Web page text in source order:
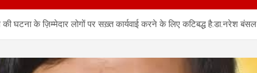
घटना के ज़िम्मेदार लोगों पर सख़्त कार्यवाई करने के लिए कटिबद्ध है:डा.नरेश बंसल